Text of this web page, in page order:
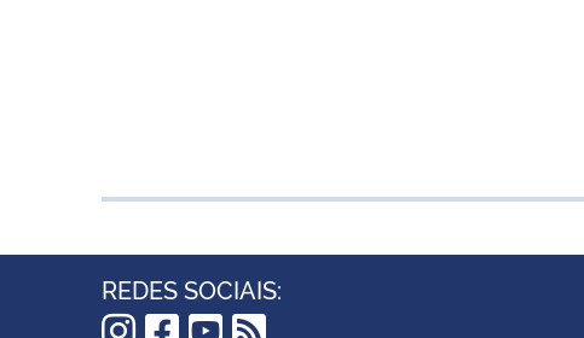
REDES SOCIAIS: